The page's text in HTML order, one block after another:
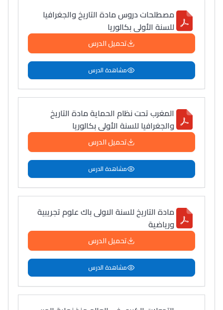
مصطلحات دروس مادة التاريخ والجغرافيا
للسنة الأولى بكالوريا
تحميل الدرس
مشاهدة الدرس
المغرب تحت نظام الحماية مادة التاريخ
والجغرافيا للسنة الأولى بكالوريا
تحميل الدرس
مشاهدة الدرس
مادة التاريخ للسنة الاولى باك علوم تجريبية
ورياضية
تحميل الدرس
مشاهدة الدرس